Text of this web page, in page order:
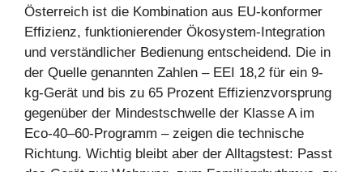
Österreich ist die Kombination aus EU-konformer
Effizienz, funktionierender Ökosystem-Integration
und verständlicher Bedienung entscheidend. Die in
der Quelle genannten Zahlen – EEI 18,2 für ein 9-
kg-Gerät und bis zu 65 Prozent Effizienzvorsprung
gegenüber der Mindestschwelle der Klasse A im
Eco-40–60-Programm – zeigen die technische
Richtung. Wichtig bleibt aber der Alltagstest: Passt